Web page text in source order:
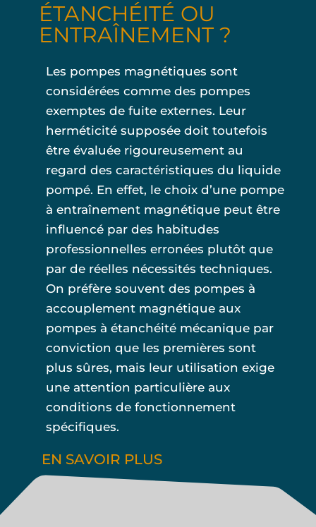
ÉTANCHÉITÉ OU
ENTRAÎNEMENT ?
Les pompes magnétiques sont
considérées comme des pompes
exemptes de fuite externes. Leur
herméticité supposée doit toutefois
être évaluée rigoureusement au
regard des caractéristiques du liquide
pompé. En effet, le choix d’une pompe
à entraînement magnétique peut être
influencé par des habitudes
professionnelles erronées plutôt que
par de réelles nécessités techniques.
On préfère souvent des pompes à
accouplement magnétique aux
pompes à étanchéité mécanique par
conviction que les premières sont
plus sûres, mais leur utilisation exige
une attention particulière aux
conditions de fonctionnement
spécifiques.
EN SAVOIR PLUS